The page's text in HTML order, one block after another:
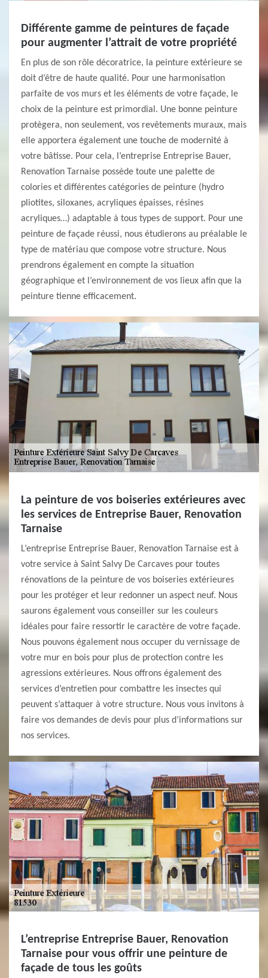
Différente gamme de peintures de façade
pour augmenter l’attrait de votre propriété
En plus de son rôle décoratrice, la peinture extérieure se
doit d’être de haute qualité. Pour une harmonisation
parfaite de vos murs et les éléments de votre façade, le
choix de la peinture est primordial. Une bonne peinture
protègera, non seulement, vos revêtements muraux, mais
elle apportera également une touche de modernité à
votre bâtisse. Pour cela, l’entreprise Entreprise Bauer,
Renovation Tarnaise possède toute une palette de
colories et différentes catégories de peinture (hydro
pliotites, siloxanes, acryliques épaisses, résines
acryliques…) adaptable à tous types de support. Pour une
peinture de façade réussi, nous étudierons au préalable le
type de matériau que compose votre structure. Nous
prendrons également en compte la situation
géographique et l’environnement de vos lieux afin que la
peinture tienne efficacement.
La peinture de vos boiseries extérieures avec
les services de Entreprise Bauer, Renovation
Tarnaise
L’entreprise Entreprise Bauer, Renovation Tarnaise est à
votre service à Saint Salvy De Carcaves pour toutes
rénovations de la peinture de vos boiseries extérieures
pour les protéger et leur redonner un aspect neuf. Nous
saurons également vous conseiller sur les couleurs
idéales pour faire ressortir le caractère de votre façade.
Nous pouvons également nous occuper du vernissage de
votre mur en bois pour plus de protection contre les
agressions extérieures. Nous offrons également des
services d’entretien pour combattre les insectes qui
peuvent s’attaquer à votre structure. Nous vous invitons à
faire vos demandes de devis pour plus d’informations sur
nos services.
L’entreprise Entreprise Bauer, Renovation
Tarnaise pour vous offrir une peinture de
façade de tous les goûts